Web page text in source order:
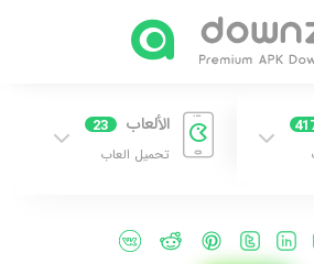
الألعاب 23
تحميل العاب